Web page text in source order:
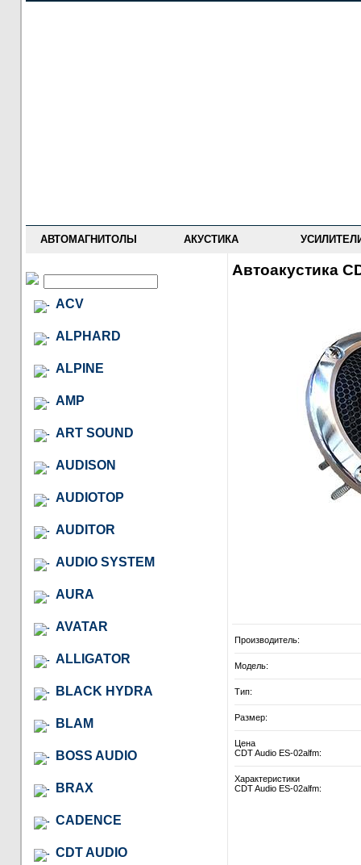
АВТОМАГНИТОЛЫ АКУСТИКА
ACV
ALPHARD
ALPINE
AMP
ART SOUND
AUDISON
AUDIOTOP
AUDITOR
AUDIO SYSTEM
AURA
AVATAR
ALLIGATOR
BLACK HYDRA
BLAM
BOSS AUDIO
BRAX
CADENCE
CDT AUDIO
Автоакустика
Производитель:
Модель:
Тип:
Размер:
Цена
CDT Audio ES-02alfm:
Характеристики
CDT Audio ES-02alfm: